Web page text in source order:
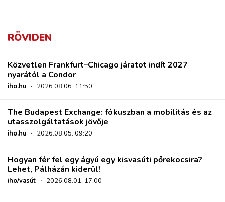
RÖVIDEN
Közvetlen Frankfurt–Chicago járatot indít 2027
nyarától a Condor
iho.hu · 2026.08.06. 11:50
The Budapest Exchange: fókuszban a mobilitás és az
utasszolgáltatások jövője
iho.hu · 2026.08.05. 09:20
Hogyan fér fel egy ágyú egy kisvasúti pőrekocsira?
Lehet, Pálházán kiderül!
iho/vasút · 2026.08.01. 17:00